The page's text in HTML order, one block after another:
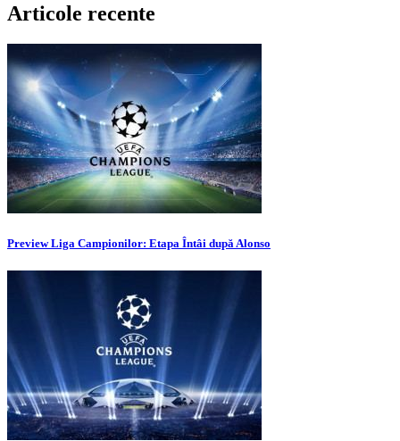
Articole recente
Preview Liga Campionilor: Etapa Întâi după Alonso